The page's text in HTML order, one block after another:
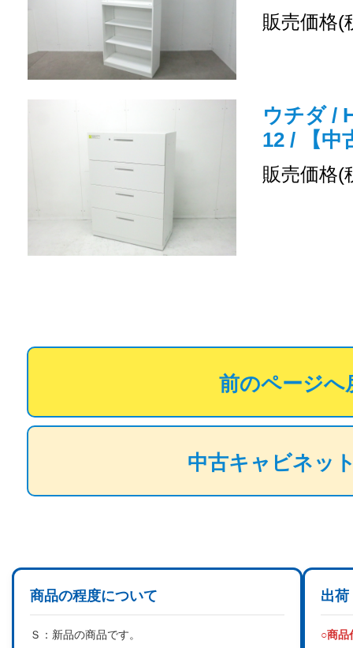
販売価格(
ウチダ /
12 / 【中
販売価格(
前のページへ
中古キャビネッ
商品の程度について
Ｓ： 新品の商品です。
出荷
○商品